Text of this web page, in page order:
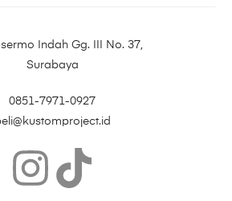
Indah Gg. III No. 37,
Surabaya
0851-7971-0927